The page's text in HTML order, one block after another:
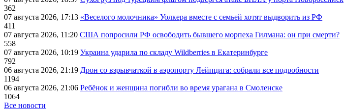
362
07 августа 2026, 17:13 «Веселого молочника» Уолкера вместе с семьей хотят выдворить из РФ
411
07 августа 2026, 11:20 США попросили РФ освободить бывшего морпеха Гилмана: он при смерти?
558
07 августа 2026, 10:19 Украина ударила по складу Wildberries в Екатеринбурге
792
06 августа 2026, 21:19 Дрон со взрывчаткой в аэропорту Лейпцига: собрали все подробности
1194
06 августа 2026, 21:06 Ребёнок и женщина погибли во время урагана в Смоленске
1064
Все новости